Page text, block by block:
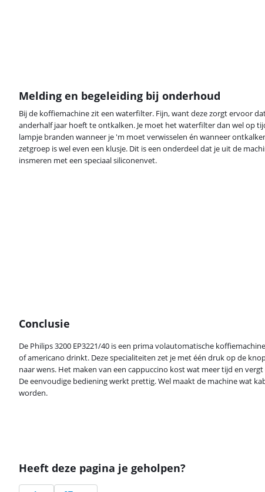
Melding en begeleiding bij onderhoud
Bij de koffiemachine zit een waterfilter. Fijn, want deze zorgt ervoor
anderhalf jaar hoeft te ontkalken. Je moet het waterfilter dan wel op
lampje branden wanneer je 'm moet verwisselen én wanneer
zetgroep is wel even een klusje. Dit is een onderdeel dat je uit de
insmeren met een speciaal siliconenvet.
Conclusie
De Philips 3200 EP3221/40 is een prima volautomatische
of americano drinkt. Deze specialiteiten zet je met één druk op de
naar wens. Het maken van een cappuccino kost wat meer tijd en
De eenvoudige bediening werkt prettig. Wel maakt de machine wat
worden.
Beoordeling is 8,4 van de 10, gebaseerd op 186 reviews.
Heeft deze pagina je geholpen?